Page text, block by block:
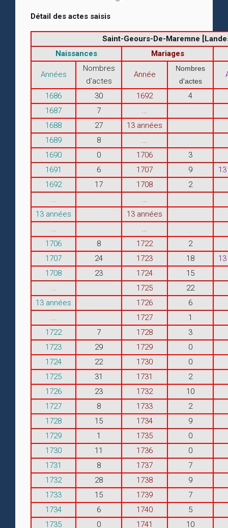
Détail des actes saisis
Saint-Geours-De-Maremne
Naissances
Mariages
Années
Nombres
d'actes
Année
Nombres
d'actes
1686 30 1692
4
1687
7
1688
27
13 années
1689
8
1690
0 1706
3
1691
6 1707 9
1692
17 1708
2
13 années
13 années
1706
8 1722
2
1707
24 1723 18
1708
23 1724
15
1725
22
13 années
1726
6
1727
1
1722
7 1728
3
1723
29 1729
0
1724
22 1730
0
1725
31 1731
2
1726
23 1732
10
1727
8 1733
2
1728
15 1734
9
1729
1 1735
0
1730
11 1736
0
1731
8 1737
7
1732
28 1738
9
1733
15 1739
7
1734
6 1740
5
1735
0 1741
10